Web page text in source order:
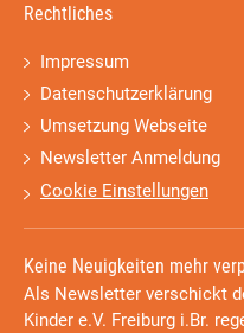
Rechtliches
Impressum
Datenschutzerklärung
Umsetzung Webseite
Newsletter Anmeldung
Cookie Einstellungen
Keine Neuigkeiten mehr
Als Newsletter verschickt
Kinder e.V. Freiburg i.Br.